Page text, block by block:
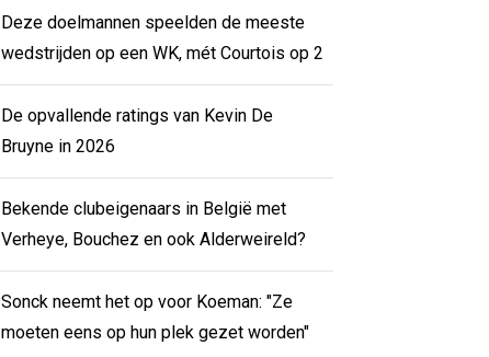
Deze doelmannen speelden de meeste
wedstrijden op een WK, mét Courtois op 2
De opvallende ratings van Kevin De
Bruyne in 2026
Bekende clubeigenaars in België met
Verheye, Bouchez en ook Alderweireld?
Sonck neemt het op voor Koeman: "Ze
moeten eens op hun plek gezet worden"